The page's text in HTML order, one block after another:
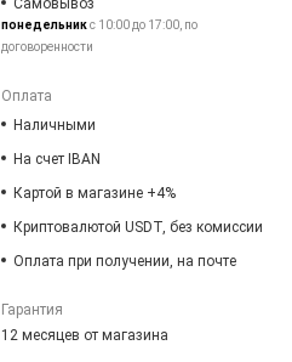
понедельникс 10:00 до 17:00, по
договоренности
Оплата
Наличными
На счет IBAN
Картой в магазине +4%
Криптовалютой USDT, без комиссии
Оплата при получении, на почте
Гарантия
12 месяцев от магазина